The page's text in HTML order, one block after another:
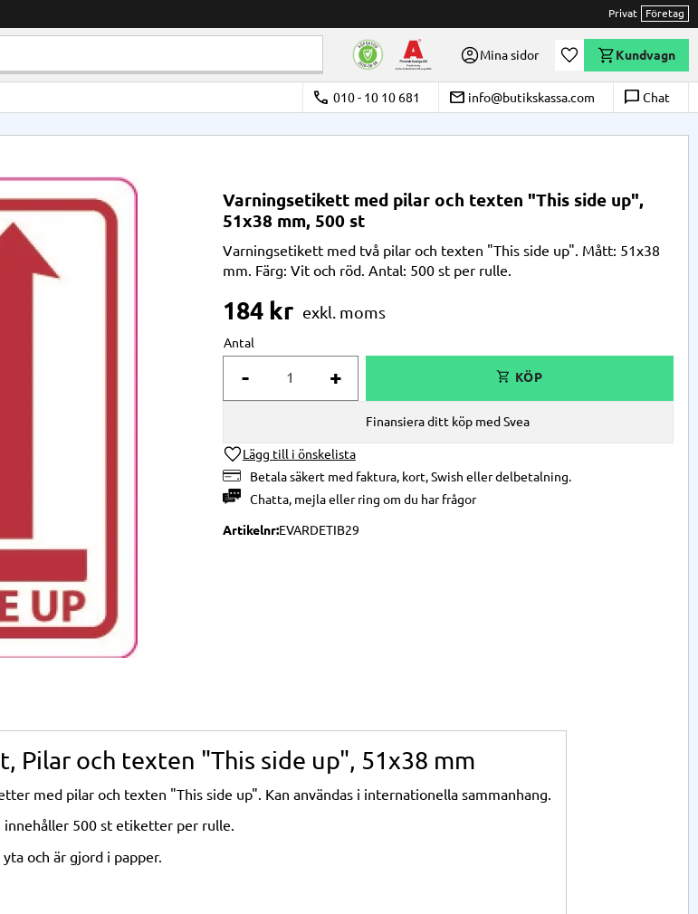
Privat Företag
Mina sidor Önskelista
Kundvagn
call 010 - 10 10 681 email info@butikskassa.com chat_bubble_outline Chat
Varningsetikett med pilar och texten "This side up",
51x38 mm, 500 st
Varningsetikett med två pilar och texten "This side up". Mått: 51x38
mm. Färg: Vit och röd. Antal: 500 st per rulle.
184kr
Antal
+
-
Lägg till i önskelista
Betala säkert med faktura, kort, Swish eller delbetalning.
Chatta, mejlaellerring om du har frågor
Finansiera ditt köp med Svea
ArtikelnrEVARDETIB29
Pilar och texten "This side up", 51x38 mm
med pilar och texten "This side up". Kan användas i internationella sammanhang.
innehåller 500 st etiketter per rulle.
och är gjord i papper.